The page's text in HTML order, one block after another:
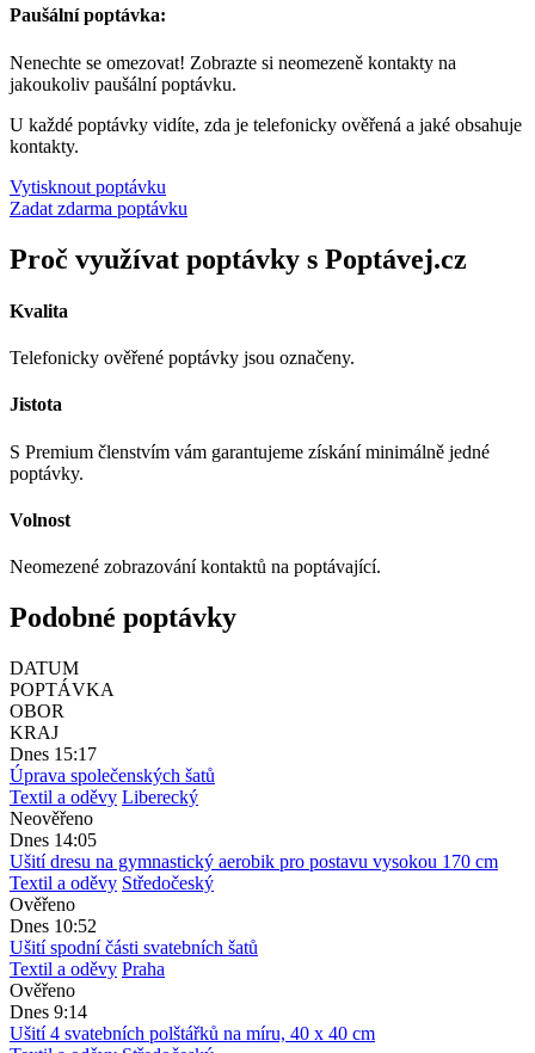
Paušální poptávka:
Nenechte se omezovat! Zobrazte si neomezeně kontakty na
jakoukoliv paušální poptávku.
U každé poptávky vidíte, zda je telefonicky ověřená a jaké obsahuje
kontakty.
Vytisknout poptávku
Zadat zdarma poptávku
Proč využívat poptávky s Poptávej.cz
Kvalita
Telefonicky ověřené poptávky jsou označeny.
Jistota
S Premium členstvím vám garantujeme získání minimálně jedné
poptávky.
Volnost
Neomezené zobrazování kontaktů na poptávající.
Podobné poptávky
DATUM
POPTÁVKA
OBOR
KRAJ
Dnes 15:17
Úprava společenských šatů
Textil a oděvy Liberecký
Neověřeno
Dnes 14:05
Ušití dresu na gymnastický aerobik pro postavu vysokou 170 cm
Textil a oděvy Středočeský
Ověřeno
Dnes 10:52
Ušití spodní části svatebních šatů
Textil a oděvy Praha
Ověřeno
Dnes 9:14
Ušití 4 svatebních polštářků na míru, 40 x 40 cm